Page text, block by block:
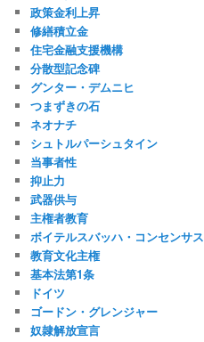
政策金利上昇
修繕積立金
住宅金融支援機構
分散型記念碑
グンター・デムニヒ
つまずきの石
ネオナチ
シュトルパーシュタイン
当事者性
抑止力
武器供与
主権者教育
ボイテルスバッハ・コンセンサス
教育文化主権
基本法第1条
ドイツ
ゴードン・グレンジャー
奴隷解放宣言